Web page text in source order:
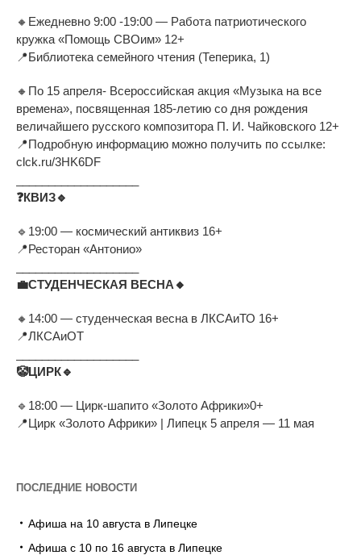
🔸 Ежедневно 9:00 -19:00 — Работа патриотического
кружка «Помощь СВОим» 12+
📍Библиотека семейного чтения (Теперика, 1)
🔸 По 15 апреля- Всероссийская акция «Музыка на все
времена», посвященная 185-летию со дня рождения
величайшего русского композитора П. И. Чайковского 12+
📍Подробную информацию можно получить по ссылке:
clck.ru/3HK6DF
❓КВИЗ🔹
🔹 19:00 — космический антиквиз 16+
📍Ресторан «Антонио»
💼СТУДЕНЧЕСКАЯ ВЕСНА🔸
🔸 14:00 — студенческая весна в ЛКСАиТО 16+
📍ЛКСАиОТ
🤡ЦИРК🔹
🔹 18:00 — Цирк-шапито «Золото Африки»0+
📍Цирк «Золото Африки» | Липецк 5 апреля — 11 мая
ПОСЛЕДНИЕ НОВОСТИ
Афиша на 10 августа в Липецке
Афиша с 10 по 16 августа в Липецке